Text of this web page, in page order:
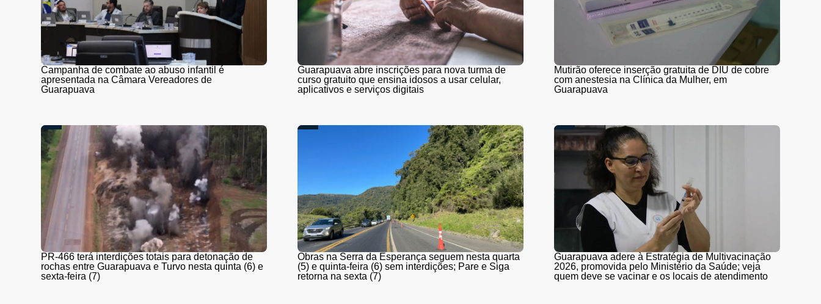
Campanha de combate ao abuso infantil é
apresentada na Câmara Vereadores de
Guarapuava
Guarapuava abre inscrições para nova turma de
curso gratuito que ensina idosos a usar celular,
aplicativos e serviços digitais
Mutirão oferece inserção gratuita de DIU de cobre
com anestesia na Clínica da Mulher, em
Guarapuava
PR-466 terá interdições totais para detonação de
rochas entre Guarapuava e Turvo nesta quinta (6) e
sexta-feira (7)
Obras na Serra da Esperança seguem nesta quarta
(5) e quinta-feira (6) sem interdições; Pare e Siga
retorna na sexta (7)
Guarapuava adere à Estratégia de Multivacinação
2026, promovida pelo Ministério da Saúde; veja
quem deve se vacinar e os locais de atendimento